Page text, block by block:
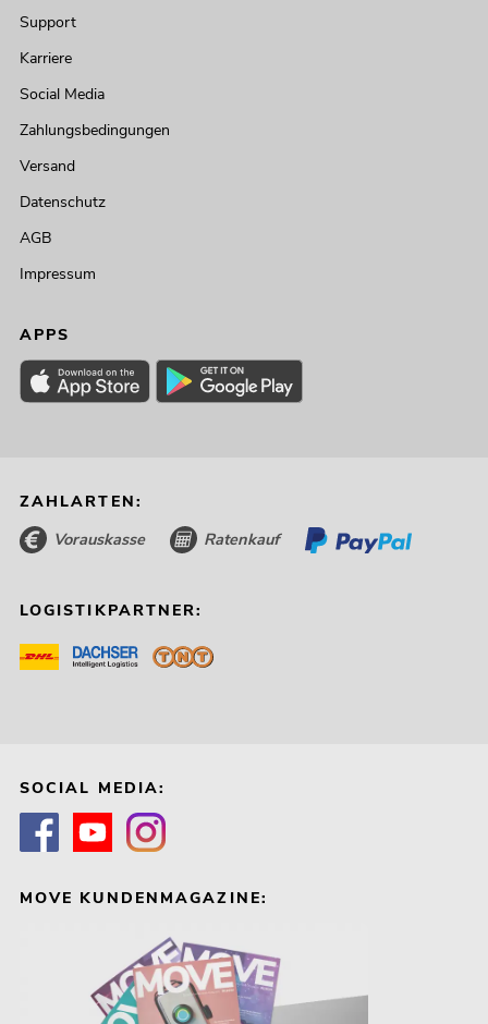
Support
Karriere
Social Media
Zahlungsbedingungen
Versand
Datenschutz
AGB
Impressum
APPS
ZAHLARTEN:
Vorauskasse Ratenkauf
LOGISTIKPARTNER:
SOCIAL MEDIA:
MOVE KUNDENMAGAZINE: